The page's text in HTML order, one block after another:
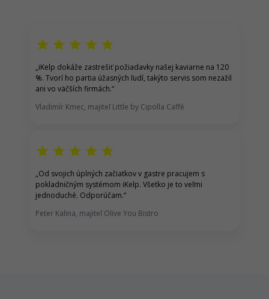
star star star star star
„iKelp dokáže zastrešiť požiadavky našej kaviarne na 120
%. Tvorí ho partia úžasných ľudí, takýto servis som nezažil
ani vo väčších firmách.“
Vladimír Kmec, majiteľ Little by Cipolla Caffé
star star star star star
„Od svojich úplných začiatkov v gastre pracujem s
pokladničným systémom iKelp. Všetko je to veľmi
jednoduché. Odporúčam.“
Peter Kalina, majiteľ Olive You Bistro